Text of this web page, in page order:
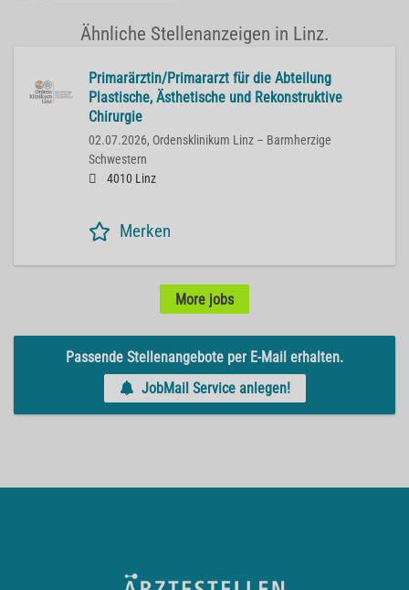
Ähnliche Stellenanzeigen in Linz.
Primarärztin/Primararzt für die Abteilung
Plastische, Ästhetische und Rekonstruktive
Chirurgie
02.07.2026, Ordensklinikum Linz – Barmherzige
Schwestern
4010 Linz
Merken
More jobs
Passende Stellenangebote per E-Mail erhalten.
JobMail Service anlegen!